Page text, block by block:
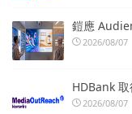
鎧應
2026/08/07
HDBank
2026/08/07